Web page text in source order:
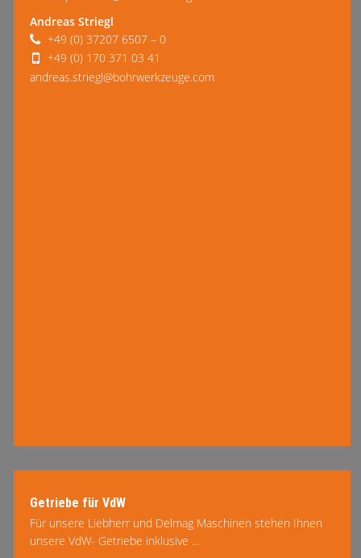
Andreas Striegl
+49 (0) 37207 6507 – 0
+49 (0) 170 371 03 41
andreas.striegl@bohrwerkzeuge.com
Getriebe für VdW
Für unsere Liebherr und Delmag Maschinen stehen Ihnen
unsere VdW- Getriebe inklusive …
mehr lesen